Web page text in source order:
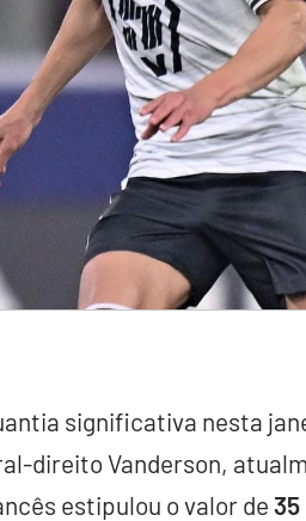
significativa nesta
direito Vanderson,
estipulou o valor de35